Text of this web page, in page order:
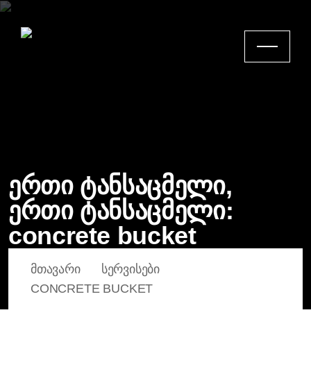
ერთი ტანსაცმელი,
ერთი ტანსაცმელი:
concrete bucket
ᲛᲗᲐᲕᲐᲠᲘ
ᲡᲔᲠᲕᲘᲡᲔᲑᲘ
CONCRETE BUCKET